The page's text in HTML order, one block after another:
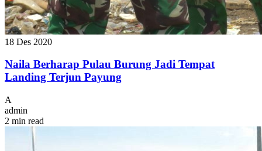
18 Des 2020
Naila Berharap Pulau Burung Jadi Tempat
Landing Terjun Payung
A
admin
2 min read